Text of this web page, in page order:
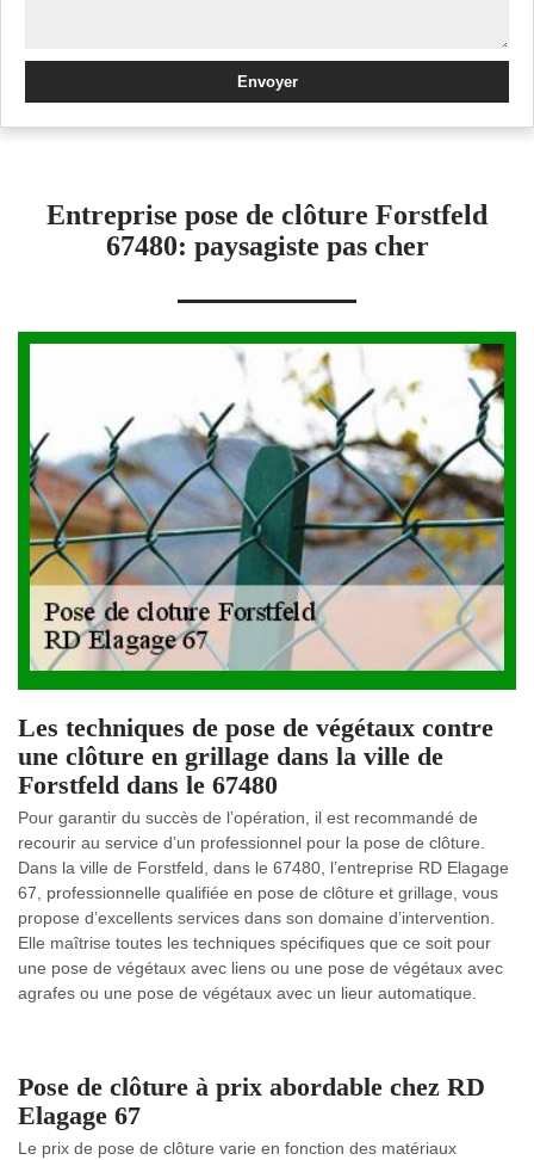
Entreprise pose de clôture Forstfeld
67480: paysagiste pas cher
Les techniques de pose de végétaux contre
une clôture en grillage dans la ville de
Forstfeld dans le 67480
Pour garantir du succès de l’opération, il est recommandé de
recourir au service d’un professionnel pour la pose de clôture.
Dans la ville de Forstfeld, dans le 67480, l’entreprise RD Elagage
67, professionnelle qualifiée en pose de clôture et grillage, vous
propose d’excellents services dans son domaine d’intervention.
Elle maîtrise toutes les techniques spécifiques que ce soit pour
une pose de végétaux avec liens ou une pose de végétaux avec
agrafes ou une pose de végétaux avec un lieur automatique.
Pose de clôture à prix abordable chez RD
Elagage 67
Le prix de pose de clôture varie en fonction des matériaux